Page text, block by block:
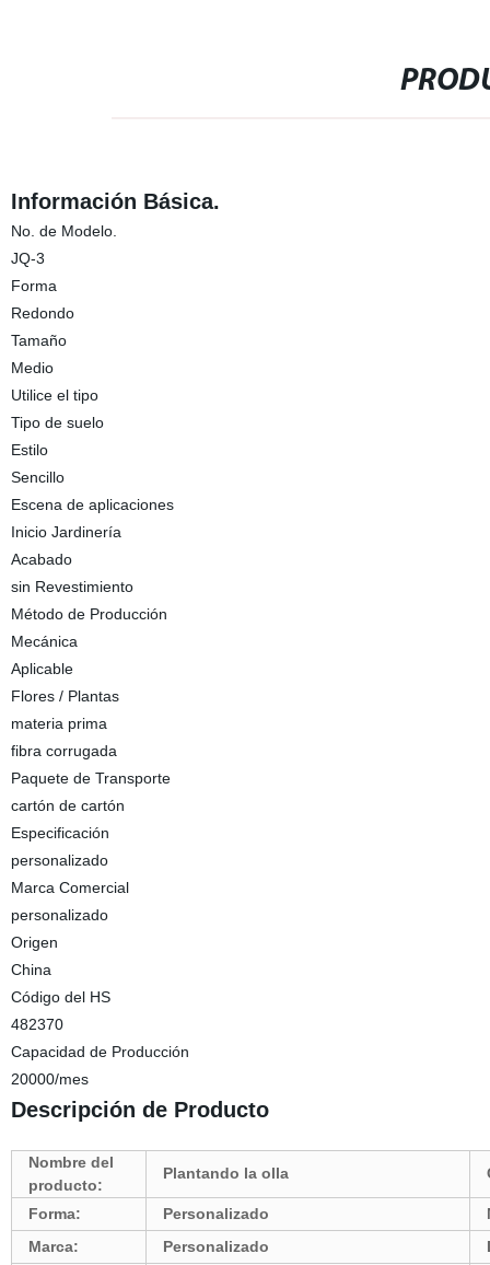
Información Básica.
No. de Modelo.
JQ-3
Forma
Redondo
Tamaño
Medio
Utilice el tipo
Tipo de suelo
Estilo
Sencillo
Escena de aplicaciones
Inicio Jardinería
Acabado
sin Revestimiento
Método de Producción
Mecánica
Aplicable
Flores / Plantas
materia prima
fibra corrugada
Paquete de Transporte
cartón de cartón
Especificación
personalizado
Marca Comercial
personalizado
Origen
China
Código del HS
482370
Capacidad de Producción
20000/mes
Descripción de Producto
Nombre del
producto:
Plantando la olla
Forma: Personalizado
Marca:
Personalizado